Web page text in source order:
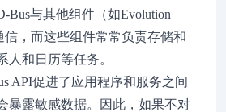
Bus与其他组件（如Evolution
信，而这些组件常常负责存储和
人和日历等任务。
API促进了应用程序和服务之间
暴露敏感数据。因此，如果不对